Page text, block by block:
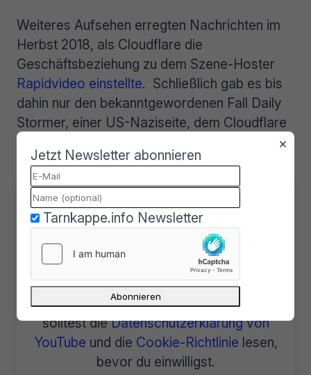
Weiteres Aufsehen erregten Nachrichten im
Herbst 2018, als Cloudflare die
Geschäftsbeziehung zu dem Szene-Hoster
Rapidvideo einstellte. Schließlich gab es bis
dahin nur den bekanntgewordenen Fall Daily
Stormer, einer US-Naziseite, dem Cloudflare
die Geschäftsbeziehung in 2017 von sich aus
gekündigt hatte.
Inhalte von YouTube erlauben?
Diese Seite enthält Inhalte, die von
YouTube bereitgestellt werden. Wir bitten
dich um deine Zustimmung, bevor wir die
Inhalte laden, da sie Cookies und andere
Technologien verwenden können. Du
solltest dieDatenschutzerklärung von
YouTube und die Cookie-Richtlinie lesen,
bevor du einwilligst.
×
Jetzt Newsletter abonnieren
Tarnkappe.info Newsletter